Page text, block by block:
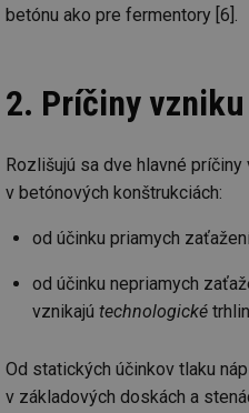
betónu ako pre fermentory [6].
2. Príčiny
Rozlišujú sa dve hlavné
v betónových konštrukciách:
od účinku priamych
od účinku nepriamych
vznikajú technologické
Od statických účinkov tlaku
v základových doskách a